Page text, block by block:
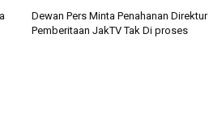
Dewan Pers Minta Penahanan Direktur
Pemberitaan JakTV Tak Di proses